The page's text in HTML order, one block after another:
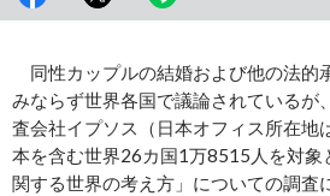
同性カップルの結婚および他の法的
みならず世界各国で議論されているが
査会社イプソス（日本オフィス所在地
本を含む世界26カ国1万8515人を対象
関する世界の考え方」についての調査